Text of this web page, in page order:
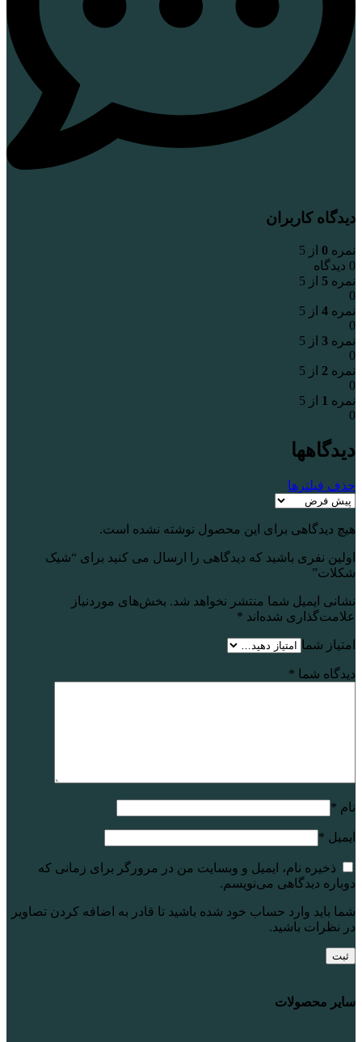
دیدگاه کاربران
نمره 0 از 5
0 دیدگاه
نمره 5 از 5
0
نمره 4 از 5
0
نمره 3 از 5
0
نمره 2 از 5
0
نمره 1 از 5
0
دیدگاهها
حذف فیلترها
هیچ دیدگاهی برای این محصول نوشته نشده است.
اولین نفری باشید که دیدگاهی را ارسال می کنید برای “شیک
شکلات”
نشانی ایمیل شما منتشر نخواهد شد. بخش‌های موردنیاز
علامت‌گذاری شده‌اند *
امتیاز شما
دیدگاه شما *
نام *
ایمیل *
ذخیره نام، ایمیل و وبسایت من در مرورگر برای زمانی که
دوباره دیدگاهی می‌نویسم.
شما باید وارد حساب خود شده باشید تا قادر به اضافه کردن تصاویر
در نظرات باشید.
سایر محصولات